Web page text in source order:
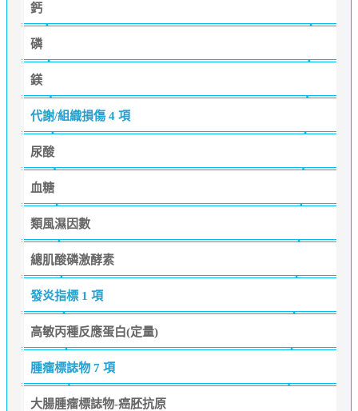
鈣
磷
鎂
代謝/組織損傷 4 項
尿酸
血糖
類風濕因數
總肌酸磷激酵素
發炎指標 1 項
高敏丙種反應蛋白(定量)
腫瘤標誌物 7 項
大腸腫瘤標誌物-癌胚抗原